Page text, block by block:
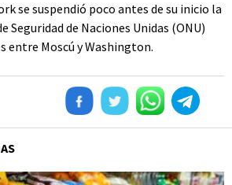
se suspendió poco antes de su inicio la
Seguridad de Naciones Unidas (ONU)
entre Moscú y Washington.